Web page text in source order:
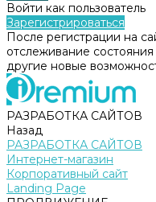
Войти как пользователь
Зарегистрироваться
После регистрации на
отслеживание
другие новые
РАЗРАБОТКА САЙТОВ
Назад
РАЗРАБОТКА САЙТОВ
Интернет-магазин
Корпоративный сайт
Landing Page